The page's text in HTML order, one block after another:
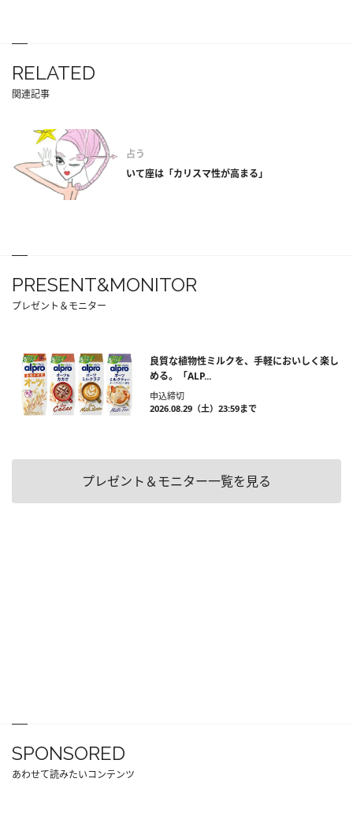
RELATED
関連記事
占う
いて座は「カリスマ性が高まる」
PRESENT&MONITOR
プレゼント＆モニター
良質な植物性ミルクを、手軽においしく楽し
める。「ALP...
申込締切
2026.08.29（土）23:59まで
プレゼント＆モニター一覧を見る
SPONSORED
あわせて読みたいコンテンツ